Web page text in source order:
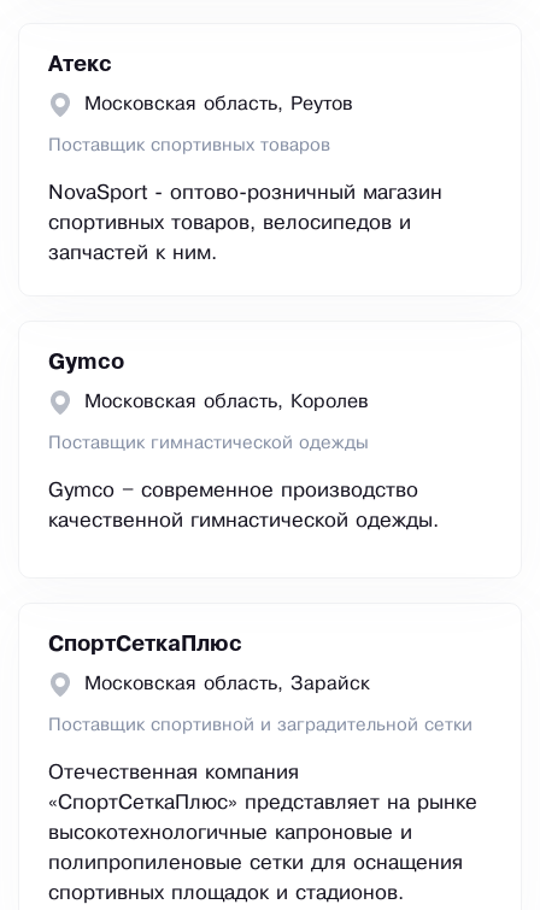
Атекс
Московская область, Реутов
Поставщик спортивных товаров
NovaSport - оптово-розничный магазин
спортивных товаров, велосипедов и
запчастей к ним.
Gymco
Московская область, Королев
Поставщик гимнастической одежды
Gymco – современное производство
качественной гимнастической одежды.
СпортСеткаПлюс
Московская область, Зарайск
Поставщик спортивной и заградительной сетки
Отечественная компания
«СпортСеткаПлюс» представляет на рынке
высокотехнологичные капроновые и
полипропиленовые сетки для оснащения
спортивных площадок и стадионов.